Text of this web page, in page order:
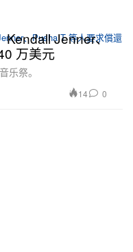
Kendall Jenner、
万美元
乐祭。
14 0